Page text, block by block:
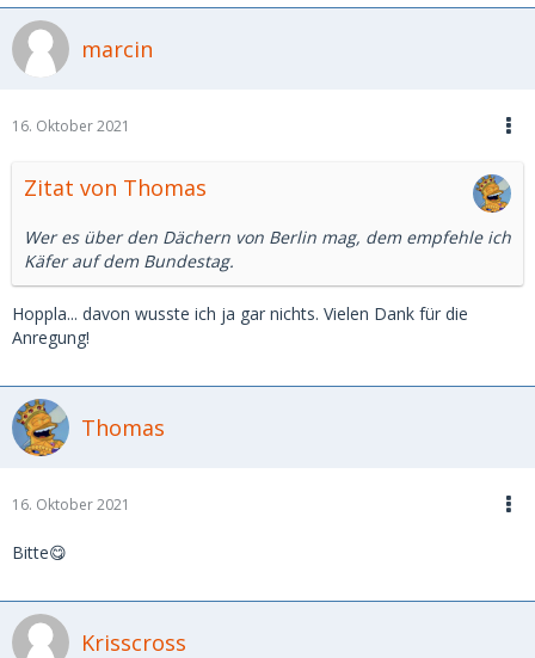
marcin
16. Oktober 2021
Zitat von Thomas
Wer es über den Dächern von Berlin mag, dem empfehle ich
Käfer auf dem Bundestag.
Hoppla... davon wusste ich ja gar nichts. Vielen Dank für die
Anregung!
Thomas
16. Oktober 2021
Bitte😋
Krisscross